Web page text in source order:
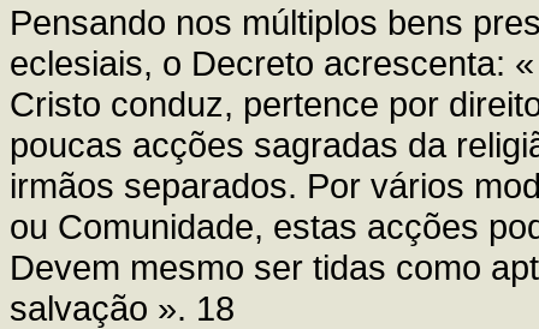
Pensando nos múltiplos bens
eclesiais, o Decreto acrescenta:
Cristo conduz, pertence por
poucas acções sagradas da
irmãos separados. Por vários
ou Comunidade, estas acções
Devem mesmo ser tidas como
salvação ». 18